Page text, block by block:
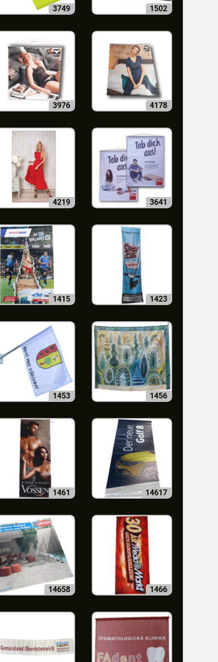
3749 1502
3976 4178
4219 3641
1415 1423
1453 1456
1461 14617
14658 1466